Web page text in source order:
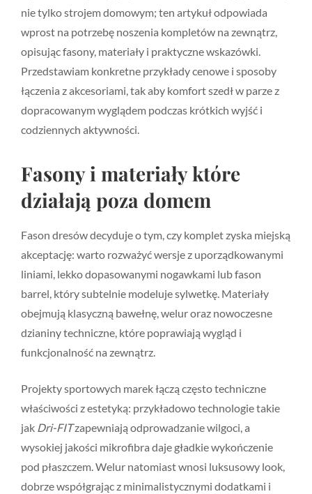
nie tylko strojem domowym; ten artykuł odpowiada
wprost na potrzebę noszenia kompletów na zewnątrz,
opisując fasony, materiały i praktyczne wskazówki.
Przedstawiam konkretne przykłady cenowe i sposoby
łączenia z akcesoriami, tak aby komfort szedł w parze z
dopracowanym wyglądem podczas krótkich wyjść i
codziennych aktywności.
Fasony i materiały które
działają poza domem
Fason dresów decyduje o tym, czy komplet zyska miejską
akceptację: warto rozważyć wersje z uporządkowanymi
liniami, lekko dopasowanymi nogawkami lub fason
barrel, który subtelnie modeluje sylwetkę. Materiały
obejmują klasyczną bawełnę, welur oraz nowoczesne
dzianiny techniczne, które poprawiają wygląd i
funkcjonalność na zewnątrz.
Projekty sportowych marek łączą często techniczne
właściwości z estetyką: przykładowo technologie takie
jak Dri-FITzapewniają odprowadzanie wilgoci, a
wysokiej jakości mikrofibra daje gładkie wykończenie
pod płaszczem. Welur natomiast wnosi luksusowy look,
dobrze współgrając z minimalistycznymi dodatkami i